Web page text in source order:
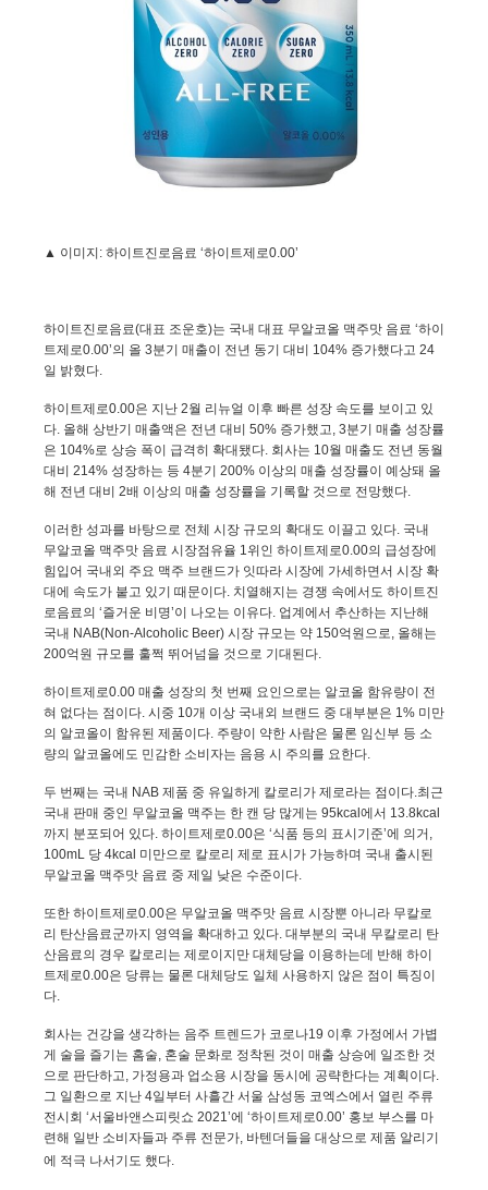
▲ 이미지 : 하이트진로음료 ‘하이트제로0.00’
하이트진로음료(대표 조운호)는 국내 대표 무알코올 맥주맛 음료 ‘하이
트제로0.00’의 올 3분기 매출이 전년 동기 대비 104% 증가했다고 24
일 밝혔다.
하이트제로0.00은 지난 2월 리뉴얼 이후 빠른 성장 속도를 보이고 있
다. 올해 상반기 매출액은 전년 대비 50% 증가했고, 3분기 매출 성장률
은 104%로 상승 폭이 급격히 확대됐다. 회사는 10월 매출도 전년 동월
대비 214% 성장하는 등 4분기 200% 이상의 매출 성장률이 예상돼 올
해 전년 대비 2배 이상의 매출 성장률을 기록할 것으로 전망했다.
이러한 성과를 바탕으로 전체 시장 규모의 확대도 이끌고 있다. 국내
무알코올 맥주맛 음료 시장점유율 1위인 하이트제로0.00의 급성장에
힘입어 국내외 주요 맥주 브랜드가 잇따라 시장에 가세하면서 시장 확
대에 속도가 붙고 있기 때문이다. 치열해지는 경쟁 속에서도 하이트진
로음료의 ‘즐거운 비명’이 나오는 이유다. 업계에서 추산하는 지난해
국내 NAB(Non-Alcoholic Beer) 시장 규모는 약 150억원으로, 올해는
200억원 규모를 훌쩍 뛰어넘을 것으로 기대된다.
하이트제로0.00 매출 성장의 첫 번째 요인으로는 알코올 함유량이 전
혀 없다는 점이다. 시중 10개 이상 국내외 브랜드 중 대부분은 1% 미만
의 알코올이 함유된 제품이다. 주량이 약한 사람은 물론 임신부 등 소
량의 알코올에도 민감한 소비자는 음용 시 주의를 요한다.
두 번째는 국내 NAB 제품 중 유일하게 칼로리가 제로라는 점이다.최근
국내 판매 중인 무알코올 맥주는 한 캔 당 많게는 95kcal 에서 13.8kcal
까지 분포되어 있다. 하이트제로0.00은 ‘식품 등의 표시기준’에 의거 ,
100mL 당 4kcal 미만으로 칼로리 제로 표시가 가능하며 국내 출시된
무알코올 맥주맛 음료 중 제일 낮은 수준이다.
또한 하이트제로0.00은 무알코올 맥주맛 음료 시장뿐 아니라 무칼로
리 탄산음료군까지 영역을 확대하고 있다. 대부분의 국내 무칼로리 탄
산음료의 경우 칼로리는 제로이지만 대체당을 이용하는데 반해 하이
트제로0.00은 당류는 물론 대체당도 일체 사용하지 않은 점이 특징이
다.
회사는 건강을 생각하는 음주 트렌드가 코로나19 이후 가정에서 가볍
게 술을 즐기는 홈술, 혼술 문화로 정착된 것이 매출 상승에 일조한 것
으로 판단하고, 가정용과 업소용 시장을 동시에 공략한다는 계획이다.
그 일환으로 지난 4일부터 사흘간 서울 삼성동 코엑스에서 열린 주류
전시회 ‘서울바앤스피릿쇼 2021’에 ‘하이트제로0.00’ 홍보 부스를 마
련해 일반 소비자들과 주류 전문가, 바텐더들을 대상으로 제품 알리기
에 적극 나서기도 했다.